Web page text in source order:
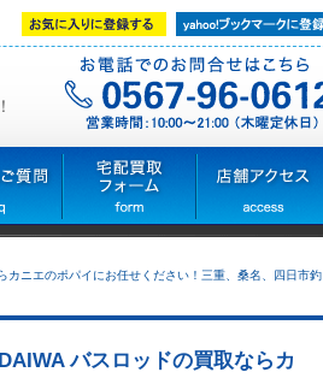
ニエのポパイにお任せください！三重、桑名、四日市釣
バスロッドの買取ならカ